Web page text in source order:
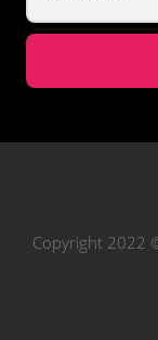
Copyright 2022